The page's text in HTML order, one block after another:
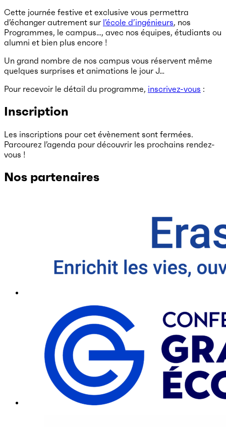
Cette journée festive et exclusive vous permettra
d’échanger autrement sur l’école d’ingénieurs, nos
Programmes, le campus…, avec nos équipes, étudiants ou
alumni et bien plus encore !
Un grand nombre de nos campus vous réservent même
quelques surprises et animations le jour J…
Pour recevoir le détail du programme, inscrivez-vous :
Inscription
Les inscriptions pour cet évènement sont fermées.
Parcourez l’agenda pour découvrir les prochains rendez-
vous !
Nos partenaires